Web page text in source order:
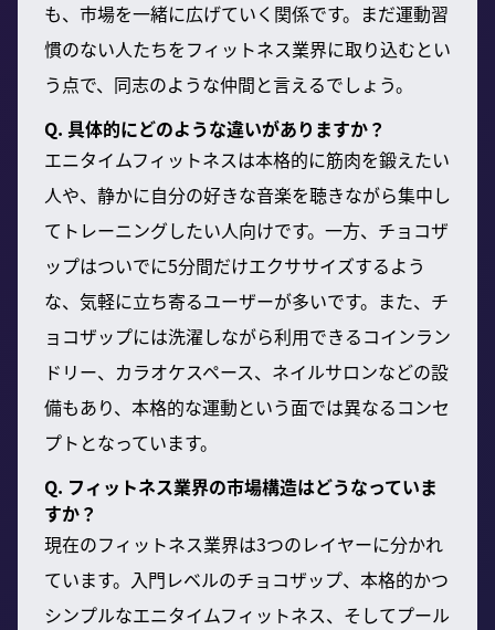
も、市場を一緒に広げていく関係です。まだ運動習
慣のない人たちをフィットネス業界に取り込むとい
う点で、同志のような仲間と言えるでしょう。
Q. 具体的にどのような違いがありますか？
エニタイムフィットネスは本格的に筋肉を鍛えたい
人や、静かに自分の好きな音楽を聴きながら集中し
てトレーニングしたい人向けです。一方、チョコザ
ップはついでに5分間だけエクササイズするよう
な、気軽に立ち寄るユーザーが多いです。また、チ
ョコザップには洗濯しながら利用できるコインラン
ドリー、カラオケスペース、ネイルサロンなどの設
備もあり、本格的な運動という面では異なるコンセ
プトとなっています。
Q. フィットネス業界の市場構造はどうなっていま
すか？
現在のフィットネス業界は3つのレイヤーに分かれ
ています。入門レベルのチョコザップ、本格的かつ
シンプルなエニタイムフィットネス、そしてプール